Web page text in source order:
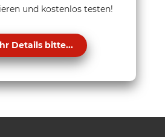
und kostenlos testen!
Details bitte...